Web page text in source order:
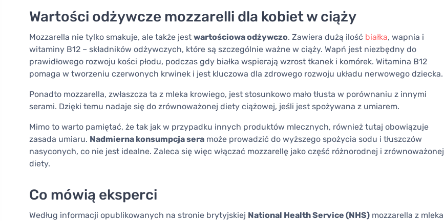
Wartości odżywcze mozzarelli dla kobiet w ciąży
Mozzarella nie tylko smakuje, ale także jest wartościowa odżywczo. Zawiera dużą ilość białka, wapnia i
witaminy B12 – składników odżywczych, które są szczególnie ważne w ciąży. Wapń jest niezbędny do
prawidłowego rozwoju kości płodu, podczas gdy białka wspierają wzrost tkanek i komórek. Witamina B12
pomaga w tworzeniu czerwonych krwinek i jest kluczowa dla zdrowego rozwoju układu nerwowego dziecka.
Ponadto mozzarella, zwłaszcza ta z mleka krowiego, jest stosunkowo mało tłusta w porównaniu z innymi
serami. Dzięki temu nadaje się do zrównoważonej diety ciążowej, jeśli jest spożywana z umiarem.
Mimo to warto pamiętać, że tak jak w przypadku innych produktów mlecznych, również tutaj obowiązuje
zasada umiaru. Nadmierna konsumpcja sera może prowadzić do wyższego spożycia sodu i tłuszczów
nasyconych, co nie jest idealne. Zaleca się więc włączać mozzarellę jako część różnorodnej i zrównoważonej
diety.
Co mówią eksperci
Według informacji opublikowanych na stronie brytyjskiej National Health Service (NHS) mozzarella z mleka